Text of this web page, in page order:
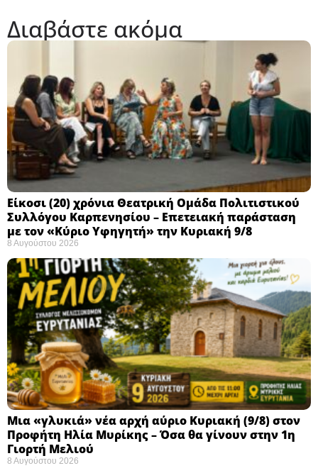
Διαβάστε ακόμα
Eίκοσι (20) χρόνια Θεατρική Ομάδα Πολιτιστικού
Συλλόγου Καρπενησίου – Επετειακή παράσταση
με τον «Κύριο Υφηγητή» την Κυριακή 9/8
8 Αυγούστου 2026
Μια «γλυκιά» νέα αρχή αύριο Κυριακή (9/8) στον
Προφήτη Ηλία Μυρίκης – Όσα θα γίνουν στην 1η
Γιορτή Μελιού
8 Αυγούστου 2026